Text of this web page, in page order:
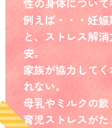
性の身体について
例えば・・・妊
と、ストレス解
安。
家族が協力して
れない。
母乳やミルクの飲
育児ストレスがた